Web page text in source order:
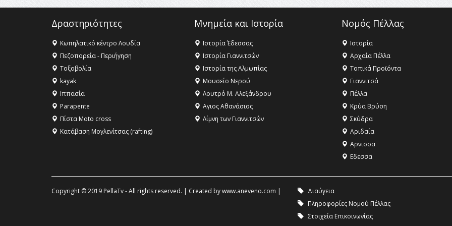
Δραστηριότητες
Κωπηλατικό κέντρο Λουδία
Πεζοπορεία - Περιήγηση
Τοξοβολία
kayak
Ιππασία
Parapente
Πίστα Moto cross
Κατάβαση Μογλενίτσας (rafting)
Μνημεία και Ιστορία
Ιστορία Έδεσσας
Ιστορία Γιαννιτσών
Ιστορία της Αλμωπίας
Μουσείο Νερού
Λουτρό Μ. Αλεξάνδρου
Αγιος Αθανάσιος
Λίμνη των Γιαννιτσών
Νομός Πέλλας
Ιστορία
Αρχαία Πέλλα
Τοπικά Προϊόντα
Γιαννιτσά
Πέλλα
Κρύα Βρύση
Σκύδρα
Αριδαία
Aρνισσα
Eδεσσα
Copyright © 2019 PellaTv - All rights reserved. | Created bywww.aneveno.com | Διαύγεια
Πληροφορίες Νομού Πέλλας
Στοιχεία Επικοινωνίας